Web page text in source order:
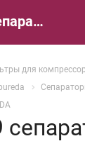
3221109139 сепаратор APUREDA
для